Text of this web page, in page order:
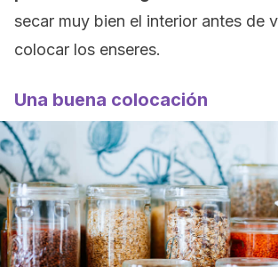
secar muy bien el interior antes de
colocar los enseres.
Una buena colocación